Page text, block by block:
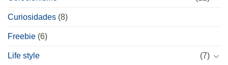
Curiosidades (8)
Freebie (6)
Life style (7)